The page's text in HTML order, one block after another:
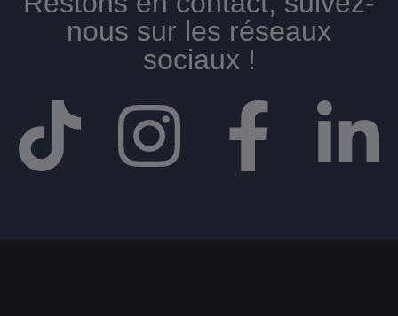
nous sur les réseaux
sociaux !​